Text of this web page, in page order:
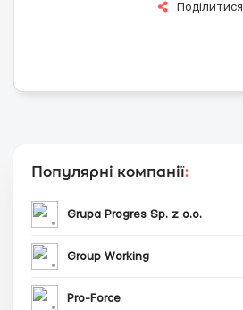
Поділитися
Популярні компанії:
Grupa Progres Sp. z o.o.
Group Working
Pro-Force